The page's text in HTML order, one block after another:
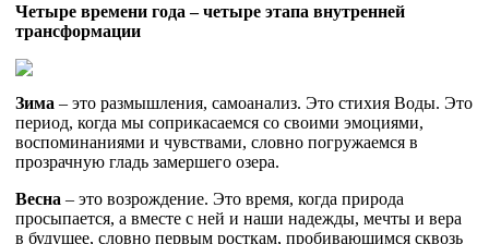
Четыре времени года – четыре этапа внутренней
трансформации
Зима – это размышления, самоанализ. Это стихия Воды. Это
период, когда мы соприкасаемся со своими эмоциями,
воспоминаниями и чувствами, словно погружаемся в
прозрачную гладь замершего озера.
Весна – это возрождение. Это время, когда природа
просыпается, а вместе с ней и наши надежды, мечты и вера
в будущее, словно первым росткам, пробивающимся сквозь